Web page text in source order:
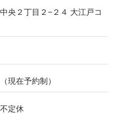
央２丁目２−２４ 大江戸コ
現在予約制）
定休